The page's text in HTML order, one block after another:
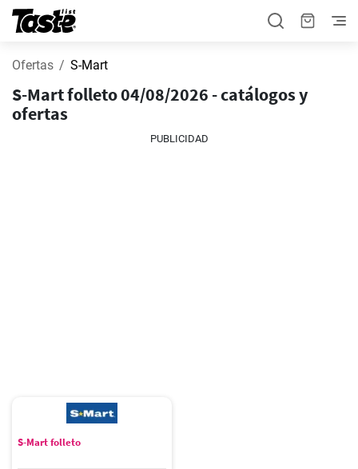
Ofertas S-Mart
S-Mart folleto 04/08/2026 - catálogos y
ofertas
PUBLICIDAD
S-Mart folleto